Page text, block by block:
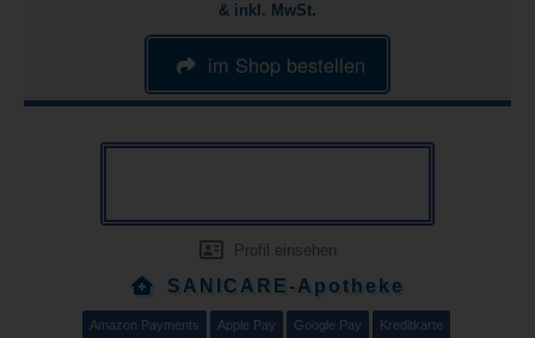
& inkl. MwSt.
im Shop bestellen
Profil einsehen
SANICARE-Apotheke
Amazon Payments Apple Pay Google Pay Kreditkarte